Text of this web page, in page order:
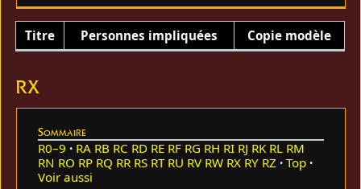
Titre Personnes impliquées Copie modèle
RX
Sommaire
R0–9 RA RB RC RD RE RF RG RH RI RJ RK RL RM
RN RO RP RQ RR RS RT RU RV RW RX RY RZ
Top
Voir aussi